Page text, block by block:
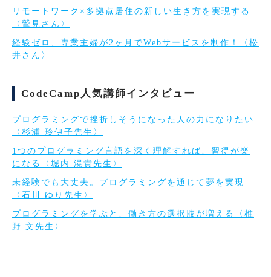
リモートワーク×多拠点居住の新しい生き方を実現する
〈鷲見さん〉
経験ゼロ、専業主婦が2ヶ月でWebサービスを制作！〈松
井さん〉
CodeCamp人気講師インタビュー
プログラミングで挫折しそうになった人の力になりたい
〈杉浦 玲伊子先生〉
1つのプログラミング言語を深く理解すれば、習得が楽
になる〈堀内 滉貴先生〉
未経験でも大丈夫。プログラミングを通じて夢を実現
〈石川 ゆり先生〉
プログラミングを学ぶと、働き方の選択肢が増える〈椎
野 文先生〉